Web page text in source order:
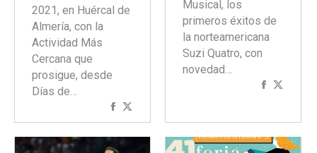
2021, en Huércal de
Almería, con la
Actividad Más
Cercana que
prosigue, desde
Días de…
Compartir
con
Facebook
con
Twitter
Musical, los
primeros éxitos de
la norteamericana
Suzi Quatro, con
novedad…
Compartir